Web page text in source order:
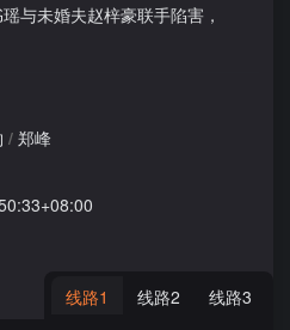
与未婚夫赵梓豪联手陷害，
/ 郑峰
线路1 线路2 线路3